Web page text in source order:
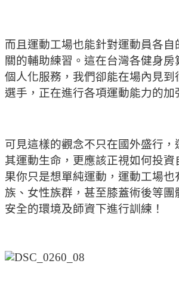
而且運動工場也能針對運動員各自
關的輔助練習。這在台灣各健身房
個人化服務，我們卻能在場內見到
選手，正在進行各項運動能力的加
可見這樣的觀念不只在國外盛行，
其運動生命，更應該正視如何投資
果你只是想單純運動，運動工場也
族、女性族群，甚至膝蓋術後等團
安全的環境及師資下進行訓練！